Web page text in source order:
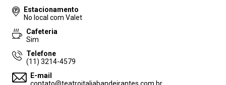
Estacionamento
No local com Valet
Cafeteria
Sim
Telefone
(11) 3214-4579
E-mail